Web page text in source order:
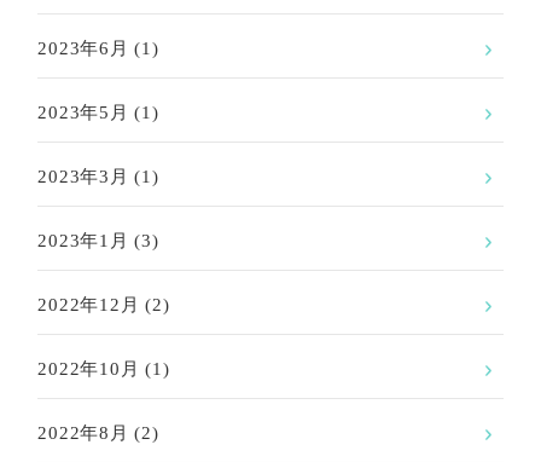
2023年6月 (1)
2023年5月 (1)
2023年3月 (1)
2023年1月 (3)
2022年12月 (2)
2022年10月 (1)
2022年8月 (2)